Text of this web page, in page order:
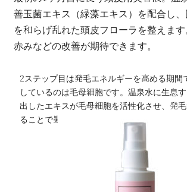
善玉菌エキス（緑藻エキス）を配合し
を和らげ乱れた頭皮フローラを整えます
赤みなどの改善が期待できます。
2ステップ目は発毛エネルギーを高める期間
しているのは毛母細胞です。温泉水に生息
出したエキスが毛母細胞を活性化させ、発
ることで髪を作る力を養います。